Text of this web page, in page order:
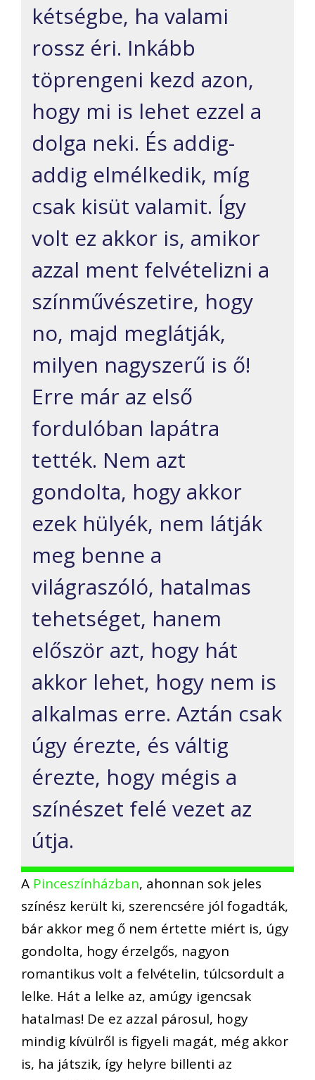
kétségbe, ha valami
rossz éri. Inkább
töprengeni kezd azon,
hogy mi is lehet ezzel a
dolga neki. És addig-
addig elmélkedik, míg
csak kisüt valamit. Így
volt ez akkor is, amikor
azzal ment felvételizni a
színművészetire, hogy
no, majd meglátják,
milyen nagyszerű is ő!
Erre már az első
fordulóban lapátra
tették. Nem azt
gondolta, hogy akkor
ezek hülyék, nem látják
meg benne a
világraszóló, hatalmas
tehetséget, hanem
először azt, hogy hát
akkor lehet, hogy nem is
alkalmas erre. Aztán csak
úgy érezte, és váltig
érezte, hogy mégis a
színészet felé vezet az
útja.
A Pinceszínházban, ahonnan sok jeles
színész került ki, szerencsére jól fogadták,
bár akkor meg ő nem értette miért is, úgy
gondolta, hogy érzelgős, nagyon
romantikus volt a felvételin, túlcsordult a
lelke. Hát a lelke az, amúgy igencsak
hatalmas! De ez azzal párosul, hogy
mindig kívülről is figyeli magát, még akkor
is, ha játszik, így helyre billenti az